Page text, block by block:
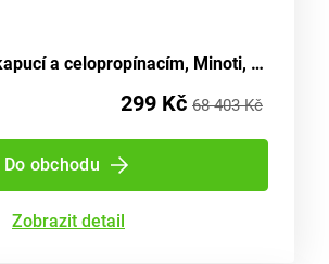
Dětská bunda s kapucí a celopropínacím, Minoti, 9ZIPEMB 1, modrá - velikost 98/104 | pro věk 3-4 let
299 Kč 68 403 Kč
Do obchodu
Zobrazit detail